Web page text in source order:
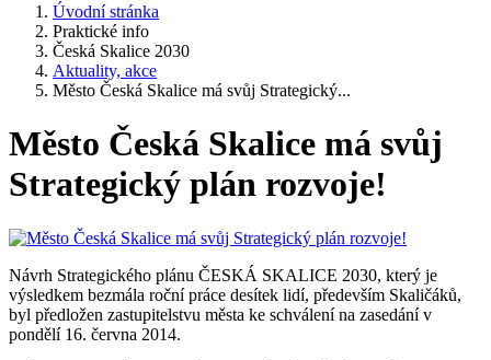
Úvodní stránka
Praktické info
Česká Skalice 2030
Aktuality, akce
Město Česká Skalice má svůj Strategický...
Město Česká Skalice má svůj
Strategický plán rozvoje!
Návrh Strategického plánu ČESKÁ SKALICE 2030, který je
výsledkem bezmála roční práce desítek lidí, především Skaličáků,
byl předložen zastupitelstvu města ke schválení na zasedání v
pondělí 16. června 2014.